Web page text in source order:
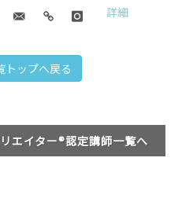
詳細
トップへ戻る
エイター®認定講師一覧へ